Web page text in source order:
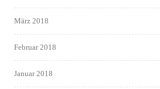
März 2018
Februar 2018
Januar 2018